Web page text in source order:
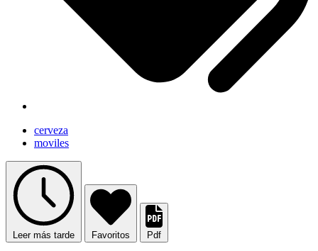
cerveza
moviles
Leer más tarde Favoritos Pdf